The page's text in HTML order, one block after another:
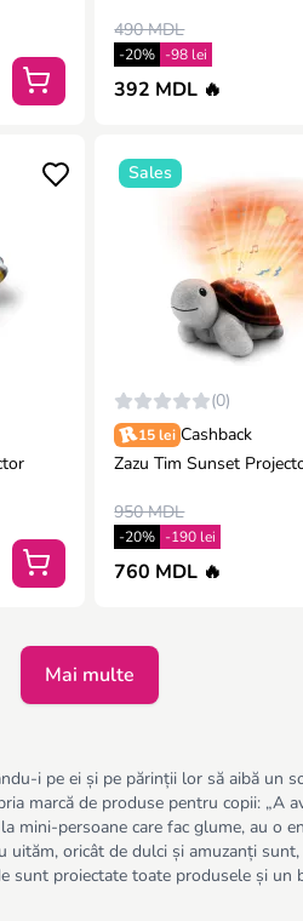
490 MDL
-20% -98 lei
392 MDL 🔥
Sales
(0)
15 lei Cashback
Zazu Tim Sunset
950 MDL
-20% -190 lei
760 MDL 🔥
Mai multe
i pe ei și pe părinții lor să aibă un
marcă de produse pentru copii: „A
mini-persoane care fac glume, au o
oricât de dulci și amuzanți
proiectate toate produsele și